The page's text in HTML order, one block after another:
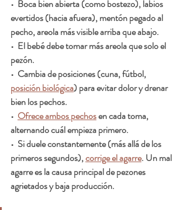
•  Boca bien abierta (como bostezo), labios
evertidos (hacia afuera), mentón pegado al
pecho, areola más visible arriba que abajo.
•  El bebé debe tomar más areola que solo el
pezón.
•  Cambia de posiciones (cuna, fútbol,
posición biológica) para evitar dolor y drenar
bien los pechos.
• Ofrece ambos pechos en cada toma,
alternando cuál empieza primero.
•  Si duele constantemente (más allá de los
primeros segundos), corrige el agarre. Un mal
agarre es la causa principal de pezones
agrietados y baja producción.